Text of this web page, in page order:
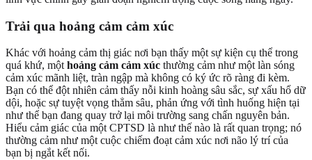
Trải qua hoảng cảm cảm xúc
Khác với hoảng cảm thị giác nơi bạn thấy một sự kiện cụ thể trong
quá khứ, mộthoảng cảm cảm xúc thường cảm như một làn sóng
cảm xúc mãnh liệt, tràn ngập mà không có ký ức rõ ràng đi kèm.
Bạn có thể đột nhiên cảm thấy nỗi kinh hoàng sâu sắc, sự xấu hổ dữ
dội, hoặc sự tuyệt vọng thẳm sâu, phản ứng với tình huống hiện tại
như thể bạn đang quay trở lại môi trường sang chấn nguyên bản.
Hiểu cảm giác của một CPTSD là như thế nào là rất quan trọng; nó
thường cảm như một cuộc chiếm đoạt cảm xúc nơi não lý trí của
bạn bị ngắt kết nối.